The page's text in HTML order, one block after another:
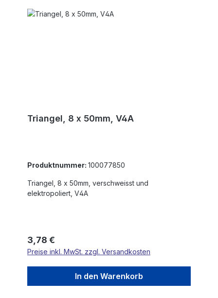
Triangel, 8 x 50mm, V4A
Produktnummer: 100077850
Triangel, 8 x 50mm, verschweisst und
elektropoliert, V4A
Regulärer Preis:
3,78 €
Preise inkl. MwSt. zzgl. Versandkosten
In den Warenkorb